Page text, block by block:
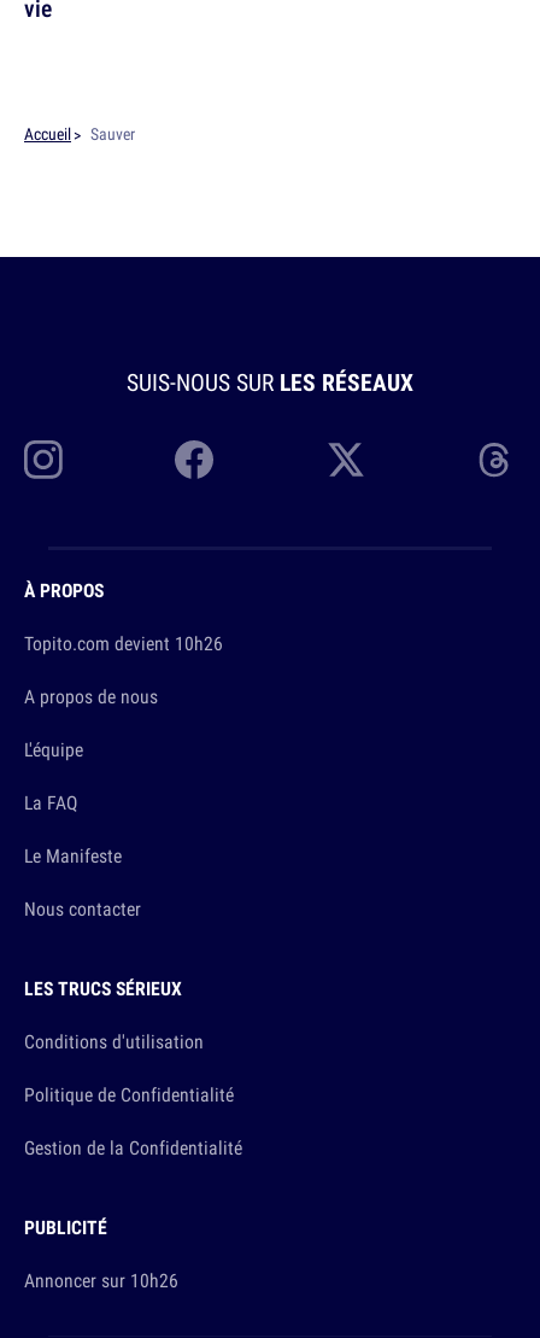
vie
Accueil Sauver
SUIS-NOUS SUR LES RÉSEAUX
À PROPOS
Topito.com devient 10h26
A propos de nous
L'équipe
La FAQ
Le Manifeste
Nous contacter
LES TRUCS SÉRIEUX
Conditions d'utilisation
Politique de Confidentialité
Gestion de la Confidentialité
PUBLICITÉ
Annoncer sur 10h26